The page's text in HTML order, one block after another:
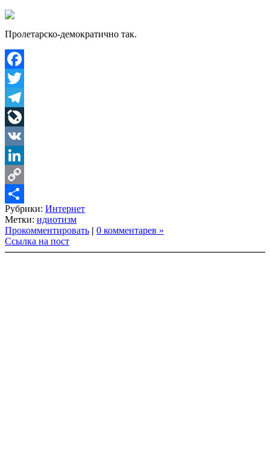
Пролетарско-демократично так.
Facebook
Twitter
Telegram
LiveJournal
VK
LinkedIn
Copy
Link
Share
Рубрики: Интернет
Метки: идиотизм
Прокомментировать | 0 комментарев »
Ссылка на пост